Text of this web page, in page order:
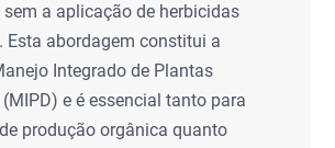
a aplicação de herbicidas
Esta abordagem constitui a
Integrado de Plantas
e é essencial tanto para
produção orgânica quanto